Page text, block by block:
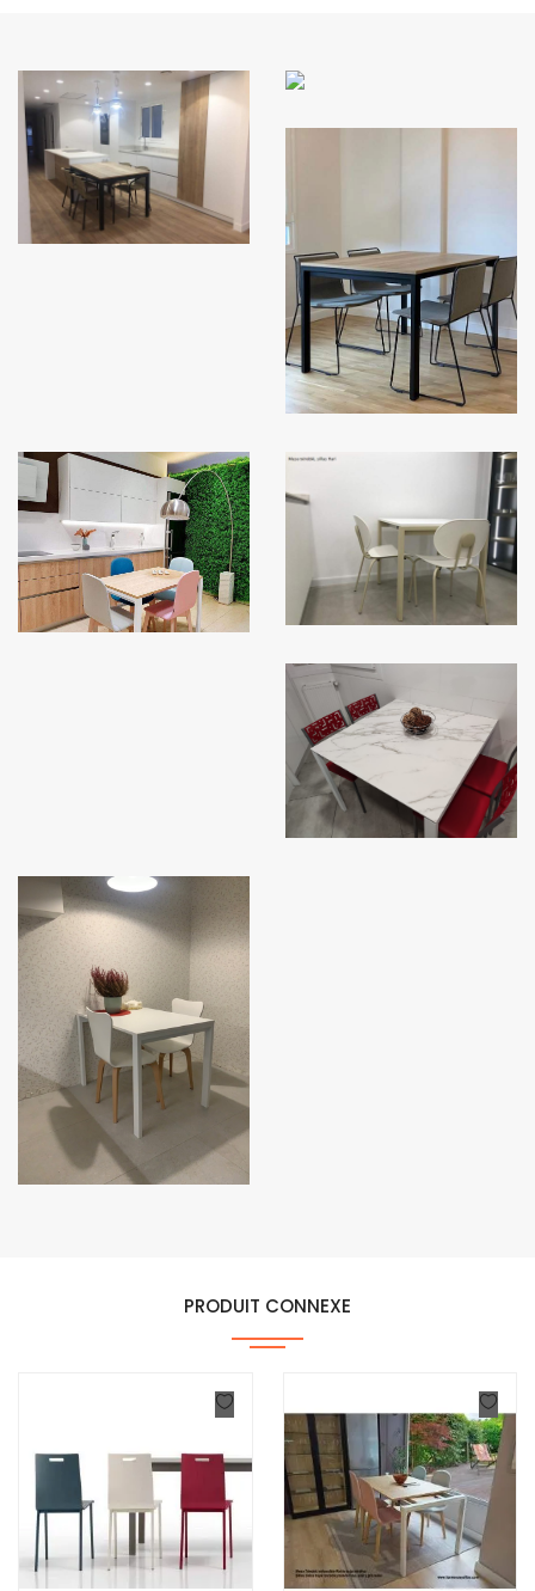
PRODUIT CONNEXE